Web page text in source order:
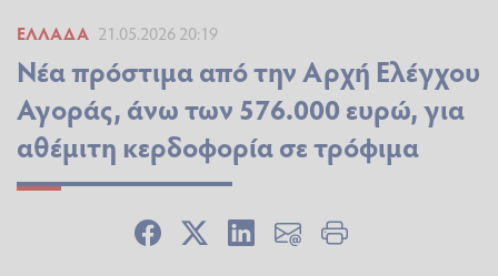
ΕΛΛΆΔΑ 21.05.2026 20:19
Νέα πρόστιμα από την Αρχή Ελέγχου
Αγοράς, άνω των 576.000 ευρώ, για
αθέμιτη κερδοφορία σε τρόφιμα